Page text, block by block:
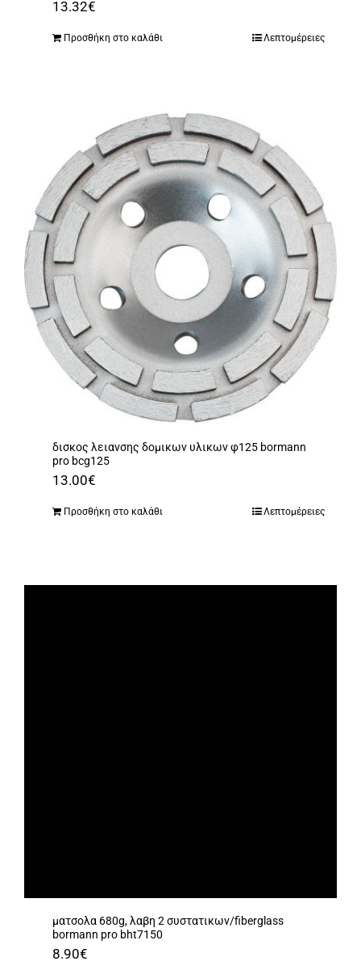
13.32€
Προσθήκη στο καλάθι Λεπτομέρειες
δισκος λειανσης δομικων υλικων φ125 bormann
pro bcg125
13.00€
Προσθήκη στο καλάθι Λεπτομέρειες
ματσολα 680g, λαβη 2 συστατικων/fiberglass
bormann pro bht7150
8.90€